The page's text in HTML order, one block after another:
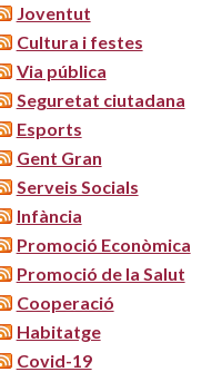
Joventut
Cultura i festes
Via pública
Seguretat ciutadana
Esports
Gent Gran
Serveis Socials
Infància
Promoció Econòmica
Promoció de la Salut
Cooperació
Habitatge
Covid-19